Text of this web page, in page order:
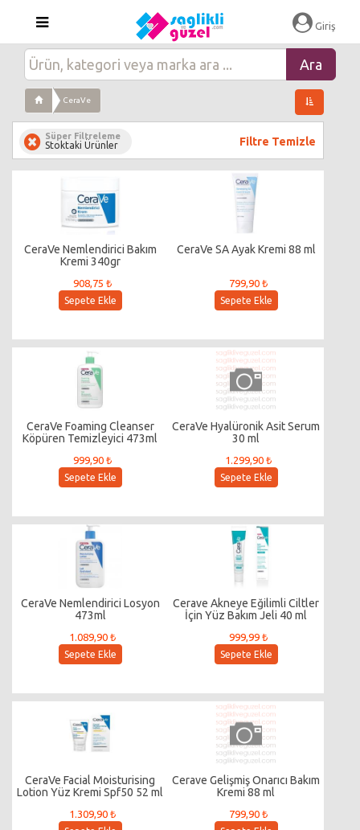
Giriş
CeraVe
Süper Filtreleme
Stoktaki Ürünler Filtre Temizle
CeraVe Nemlendirici Bakım
Kremi 340gr
908,75 ₺
Sepete Ekle
CeraVe SA Ayak Kremi 88 ml
799,90 ₺
Sepete Ekle
CeraVe Foaming Cleanser
Köpüren Temizleyici 473ml
999,90 ₺
Sepete Ekle
CeraVe Hyalüronik Asit Serum
30 ml
1.299,90 ₺
Sepete Ekle
CeraVe Nemlendirici Losyon
473ml
1.089,90 ₺
Sepete Ekle
Cerave Akneye Eğilimli Ciltler
İçin Yüz Bakım Jeli 40 ml
999,99 ₺
Sepete Ekle
CeraVe Facial Moisturising
Lotion Yüz Kremi Spf50 52 ml
1.309,90 ₺
Cerave Gelişmiş Onarıcı Bakım
Kremi 88 ml
799,90 ₺